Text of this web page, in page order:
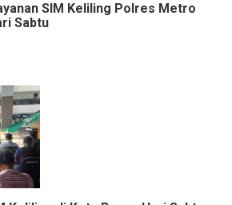
SIM Keliling Polres Metro
Sabtu